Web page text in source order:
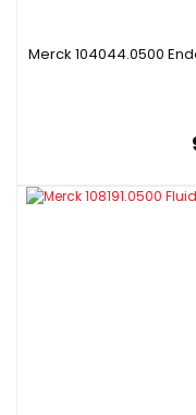
Merck 104044.0500